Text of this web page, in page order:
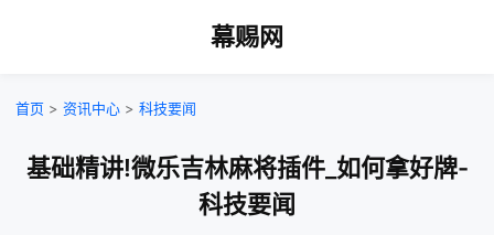
幕赐网
首页 > 资讯中心 > 科技要闻
基础精讲!微乐吉林麻将插件_如何拿好牌-
科技要闻